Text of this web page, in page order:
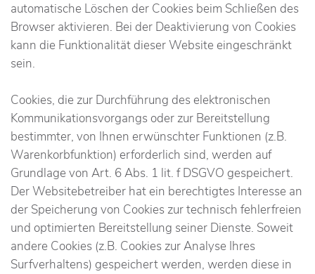
automatische Löschen der Cookies beim Schließen des
Browser aktivieren. Bei der Deaktivierung von Cookies
kann die Funktionalität dieser Website eingeschränkt
sein.
Cookies, die zur Durchführung des elektronischen
Kommunikationsvorgangs oder zur Bereitstellung
bestimmter, von Ihnen erwünschter Funktionen (z.B.
Warenkorbfunktion) erforderlich sind, werden auf
Grundlage von Art. 6 Abs. 1 lit. f DSGVO gespeichert.
Der Websitebetreiber hat ein berechtigtes Interesse an
der Speicherung von Cookies zur technisch fehlerfreien
und optimierten Bereitstellung seiner Dienste. Soweit
andere Cookies (z.B. Cookies zur Analyse Ihres
Surfverhaltens) gespeichert werden, werden diese in